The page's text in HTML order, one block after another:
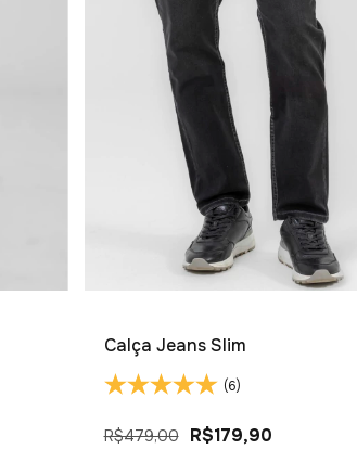
Calça Jeans Slim
(6)
R$479,00 R$179,90